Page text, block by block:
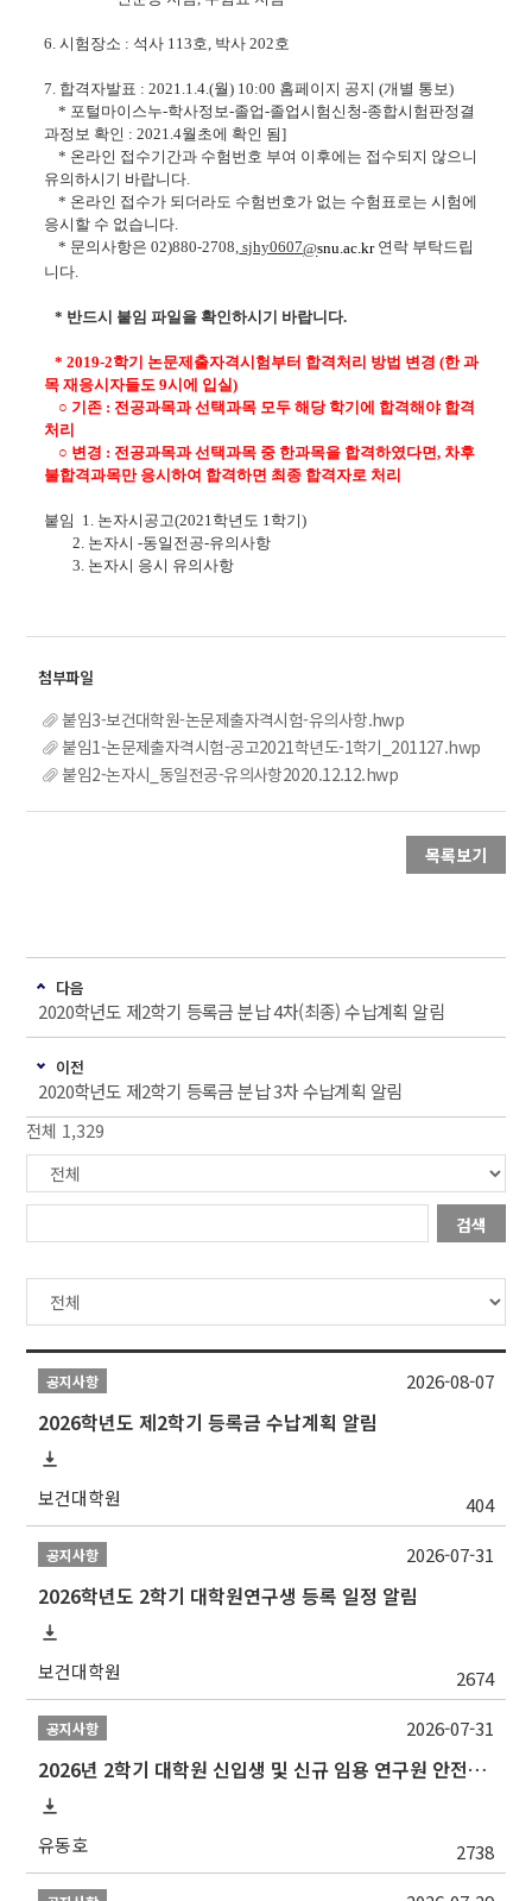
6.시험장소 : 석사 113호 박사202호
7. 합격자발표 :2021.1 .4 .(월) 10:00 홈페이지 공지 (개별 통보)
* 포털마이스누-학사정보-졸업-졸업시험신청-종합시험판정결
과정보 확인 :2021.4월초에 확인 됨]
* 온라인 접수기간과 수험번호 부여 이후에는 접수되지 않으니
유의하시기 바랍니다
* 온라인 접수가 되더라도 수험번호가 없는 수험표로는 시험에
응시할 수 없습니다
* 문의사항은 02)880-2708, sjhy0607@snu.ac.kr 연락 부탁드립
니다.
* 반드시 붙임 파일을 확인하시기 바랍니다.
*2019-2학기 논문제출자격시험부터 합격처리 방법 변경 (한 과
목 재응시자들도 9시에 입실)
○ 기존 : 전공과목과선택과목 모두 해당 학기에 합격해야 합격
처리
○ 변경 : 전공과목과선택과목 중 한과목을 합격하였다면, 차후
불합격과목만 응시하여 합격하면 최종 합격자로 처리
붙임 1. 논자시공고(2021학년도 1 학기)
2. 논자시 -동일전공-유의사항
3. 논자시 응시 유의사항
붙임3-보건대학원-논문제출자격시험-유의사항.hwp
붙임1-논문제출자격시험-공고2021학년도-1학기_201127.hwp
붙임2-논자시_동일전공-유의사항2020.12.12.hwp
목록보기
다음
2020학년도 제2학기 등록금 분납 4차(최종) 수납계획 알림
이전
2020학년도 제2학기 등록금 분납 3차 수납계획 알림
전체 1,329
검색
공지사항
2026학년도 제2학기 등록금 수납계획 알림
보건대학원 404
2026-08-07
공지사항
2026학년도 2학기 대학원연구생 등록 일정 알림
보건대학원 2674
2026-07-31
공지사항
2026년 2학기 대학원 신입생 및 신규 임용 연구원 안전환경교육(신규교육) 실시 안내
유동호 2738
2026-07-31